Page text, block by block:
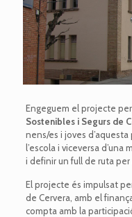
Engeguem el projecte
Sostenibles i Segurs de
nens/es i joves
l’escola i viceversa
i definir un full de ruta per
El projecte és impulsat
de Cervera, amb el
compta amb la